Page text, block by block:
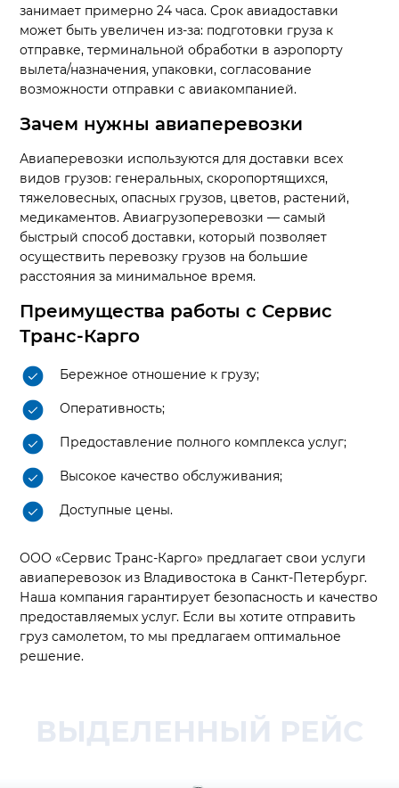
занимает примерно 24 часа. Срок авиадоставки
может быть увеличен из-за: подготовки груза к
отправке, терминальной обработки в аэропорту
вылета/назначения, упаковки, согласование
возможности отправки с авиакомпанией.
Зачем нужны авиаперевозки
Авиаперевозки используются для доставки всех
видов грузов: генеральных, скоропортящихся,
тяжеловесных, опасных грузов, цветов, растений,
медикаментов. Авиагрузоперевозки — самый
быстрый способ доставки, который позволяет
осуществить перевозку грузов на большие
расстояния за минимальное время.
Преимущества работы с Сервис
Транс-Карго
Бережное отношение к грузу;
Оперативность;
Предоставление полного комплекса услуг;
Высокое качество обслуживания;
Доступные цены.
ООО «Сервис Транс-Карго» предлагает свои услуги
авиаперевозок из Владивостока в Санкт-Петербург.
Наша компания гарантирует безопасность и качество
предоставляемых услуг. Если вы хотите отправить
груз самолетом, то мы предлагаем оптимальное
решение.
ВЫДЕЛЕННЫЙ РЕЙС